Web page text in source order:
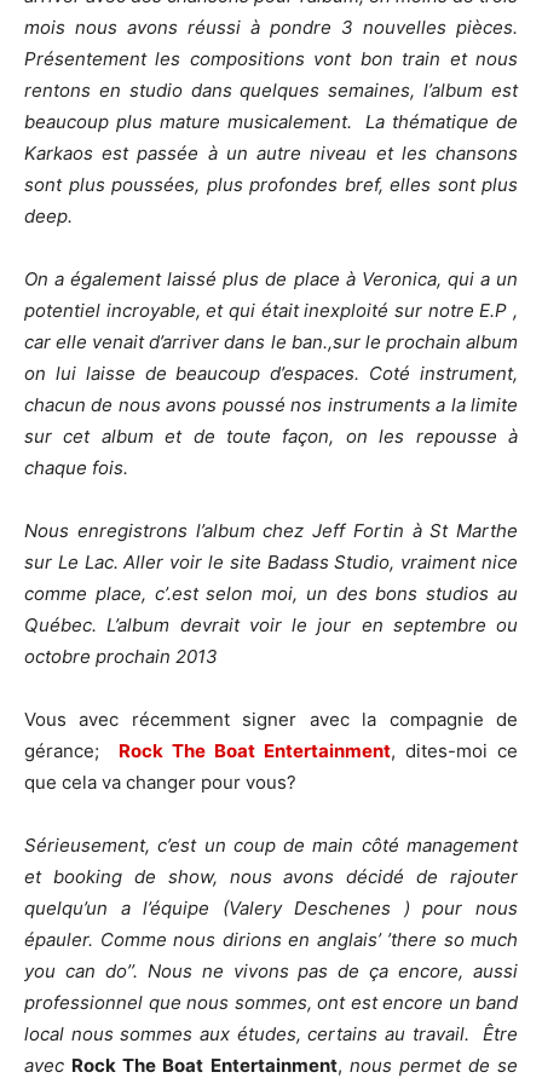
mois nous avons réussi à pondre 3 nouvelles pièces.
Présentement les compositions vont bon train et nous
rentons en studio dans quelques semaines, l’album est
beaucoup plus mature musicalement. La thématique de
Karkaos est passée à un autre niveau et les chansons
sont plus poussées, plus profondes bref, elles sont plus
deep.
On a également laissé plus de place à Veronica, qui a un
potentiel incroyable, et qui était inexploité sur notre E.P ,
car elle venait d’arriver dans le ban.,sur le prochain album
on lui laisse de beaucoup d’espaces. Coté instrument,
chacun de nous avons poussé nos instruments a la limite
sur cet album et de toute façon, on les repousse à
chaque fois.
Nous enregistrons l’album chez Jeff Fortin à St Marthe
sur Le Lac. Aller voir le site Badass Studio, vraiment nice
comme place, c’.est selon moi, un des bons studios au
Québec. L’album devrait voir le jour en septembre ou
octobre prochain 2013
Vous avec récemment signer avec la compagnie de
gérance; Rock The Boat Entertainment, dites-moi ce
que cela va changer pour vous?
Sérieusement, c’est un coup de main côté management
et booking de show, nous avons décidé de rajouter
quelqu’un a l’équipe (Valery Deschenes ) pour nous
épauler. Comme nous dirions en anglais’ ’there so much
you can do’’. Nous ne vivons pas de ça encore, aussi
professionnel que nous sommes, ont est encore un band
local nous sommes aux études, certains au travail. Être
avec Rock The Boat Entertainment, nous permet de se